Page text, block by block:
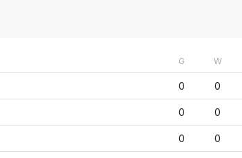
G W
0 0
0 0
0 0